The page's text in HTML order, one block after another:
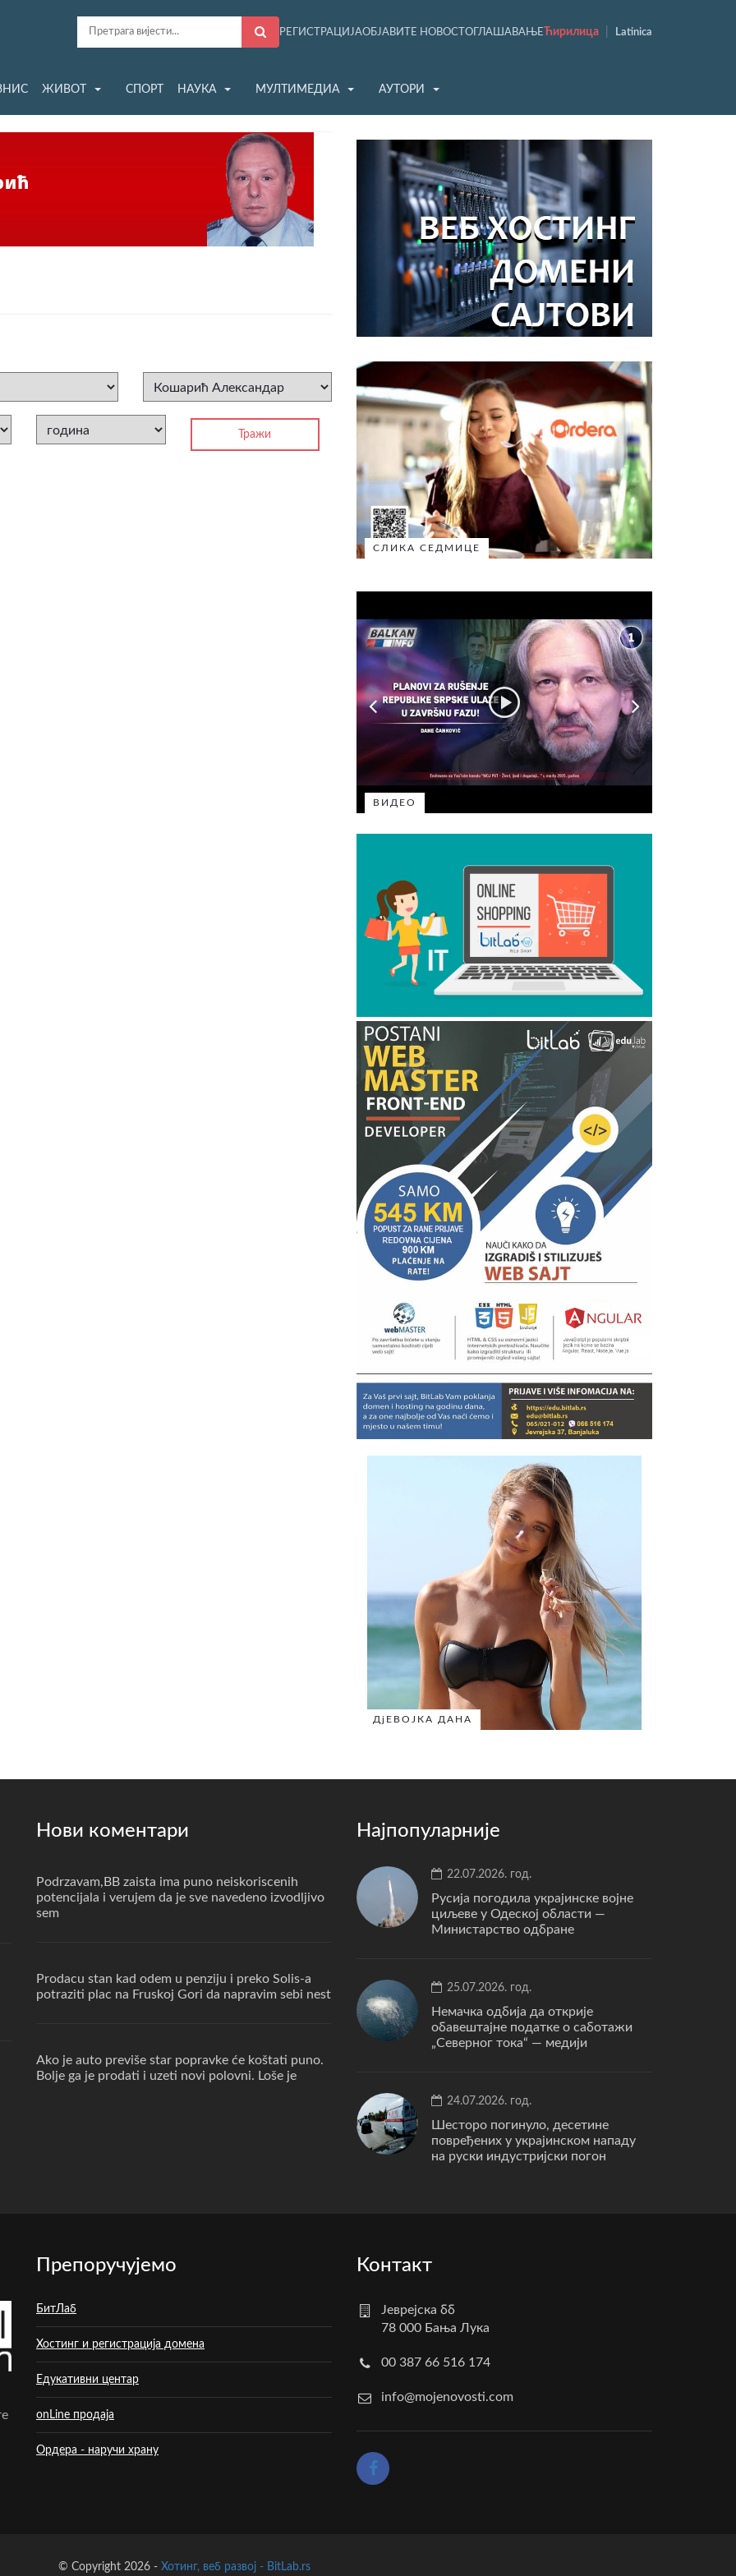
РЕГИСТРАЦИЈАОБЈАВИТЕ НОВОСТ ОГЛАШАВАЊЕ Ћирилица Latinica
ЖИВОТ СПОРТ НАУКА МУЛТИМЕДИА АУТОРИ
СЛИКА СЕДМИЦЕ
ВИДЕО
ДјЕВОЈКА ДАНА
Нови коментари
Podrzavam,BB zaista ima puno neiskoriscenih
potencijala i verujem da je sve navedeno izvodljivo
sem
Prodacu stan kad odem u penziju i preko Solis-a
potraziti plac na Fruskoj Gori da napravim sebi nest
Ako je auto previše star popravke će koštati puno.
Bolje ga je prodati i uzeti novi polovni. Loše je
Најпопуларније
22.07.2026. год.
Русија погодила украјинске војне
циљеве у Одеској области —
Министарство одбране
25.07.2026. год.
Немачка одбија да открије
обавештајне податке о саботажи
„Северног тока“ — медији
24.07.2026. год.
Шесторо погинуло, десетине
повређених у украјинском нападу
на руски индустријски погон
Препоручујемо
БитЛаб
Хостинг и регистрација домена
Едукативни центар
onLine продаја
Ордера - наручи храну
Контакт
Јеврејска бб
78 000 Бања Лука
00 387 66 516 174
info@mojenovosti.com
© Copyright 2026 - Хотинг, веб развој - BitLab.rs